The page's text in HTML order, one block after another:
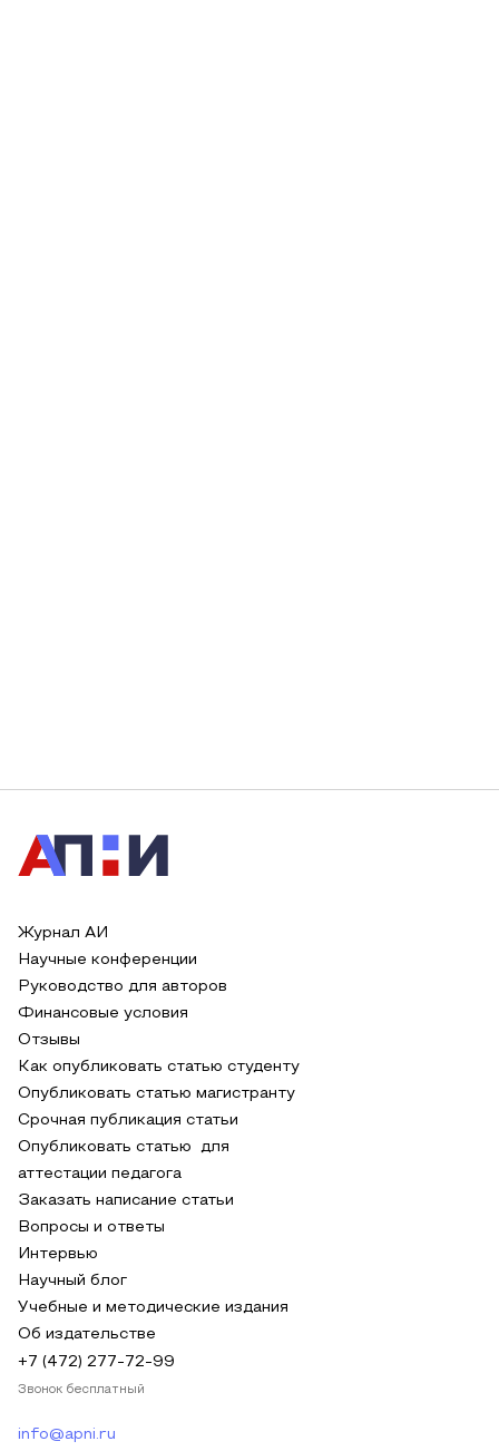
Журнал АИ
Научные конференции
Руководство для авторов
Финансовые условия
Отзывы
Как опубликовать статью студенту
Опубликовать статью магистранту
Срочная публикация статьи
Опубликовать статью для
аттестации педагога
Заказать написание статьи
Вопросы и ответы
Интервью
Научный блог
Учебные и методические издания
Об издательстве
+7 (472) 277-72-99
Звонок бесплатный
info@apni.ru